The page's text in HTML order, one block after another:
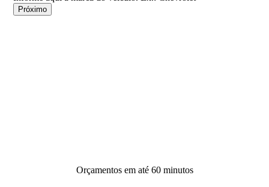
Próximo
Orçamentos em até 60 minutos